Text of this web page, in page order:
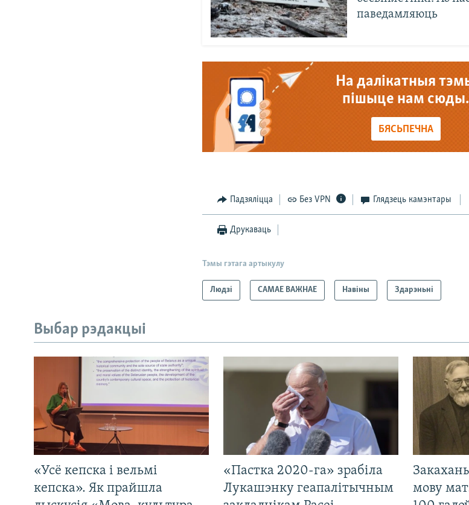
паведамляюць
На далікатныя
пішыце нам сюды.
БЯСЬПЕЧНА
Падзяліцца Без VPN Глядзець камэнтары
Друкаваць
Тэмы гэтага артыкулу
Людзі САМАЕ ВАЖНАЕ Навіны Здарэньні
Выбар рэдакцыі
«Усё кепска і вельмі
кепска». Як прайшла
«Пастка 2020-га» зрабіла
Лукашэнку геапалітычным
мову